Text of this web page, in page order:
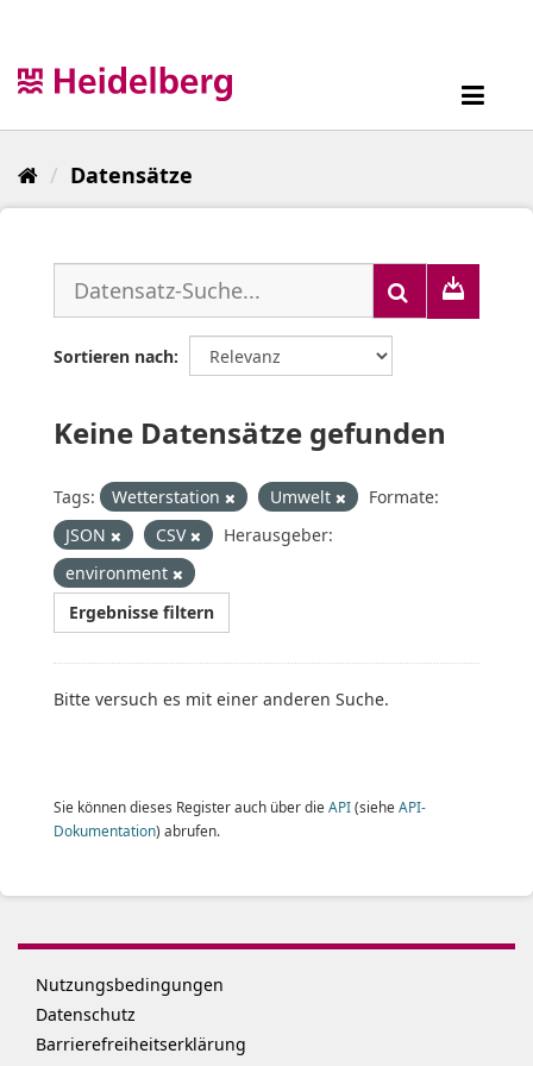
Datensätze
Sortieren nach
Keine Datensätze gefunden
Tags: Wetterstation Umwelt
Formate:
JSON
CSV
Herausgeber:
environment
Ergebnisse filtern
Bitte versuch es mit einer anderen Suche.
Sie können dieses Register auch über die API(siehe API-
Dokumentation) abrufen.
Nutzungsbedingungen
Datenschutz
Barrierefreiheitserklärung